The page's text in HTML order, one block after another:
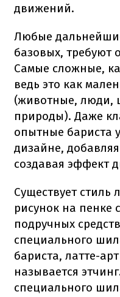
движений.
Любые
базовых, требуют
Самые сложные,
ведь это как
(животные, люди,
природы). Даже
опытные бариста
дизайне,
создавая эффект
Существует стиль
рисунок на пенке
подручных
специального
бариста, латте-
называется
специального